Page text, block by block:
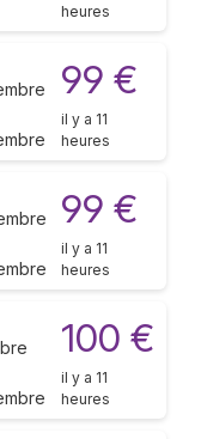
heures
99 €
il y a 11
heures
99 €
il y a 11
heures
100 €
il y a 11
heures